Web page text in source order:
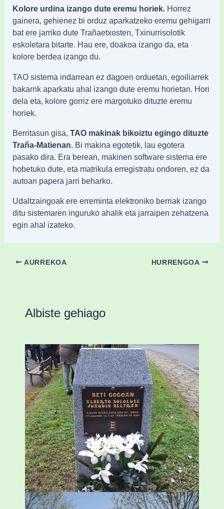
Kolore urdina izango dute eremu horiek. Horrez
gainera, gehienez bi orduz aparkatzeko eremu gehigarri
bat ere jarriko dute Trañaetxosten, Txinurrisolotik
eskoletara bitarte. Hau ere, doakoa izango da, eta
kolore berdea izango du.
TAO sistema indarrean ez dagoen orduetan, egoiliarrek
bakarrik aparkatu ahal izango dute eremu horietan. Hori
dela eta, kolore gorriz ere margotuko dituzte eremu
horiek.
Berritasun gisa,TAO makinak bikoiztu egingo dituzte
Traña-Matienan. Bi makina egotetik, lau egotera
pasako dira. Era berean, makinen software sistema ere
hobetuko dute, eta matrikula erregistratu ondoren, ez da
autoan papera jarri beharko.
Udaltzaingoak ere erreminta elektroniko berriak izango
ditu sistemaren inguruko ahalik eta jarraipen zehatzena
egin ahal izateko.
AURREKOA HURRENGOA
Albiste gehiago
«Azkenengo 40 urteetan Zaldibar jo zuen
ingurumen-hondamendirik larriena»
ESKUALDEA,ZALDIBAR/2024-02-06